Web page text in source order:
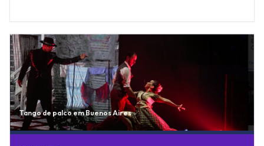
Tango de palco em Buenos Aires